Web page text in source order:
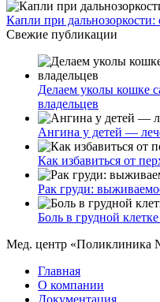
Капли при
Свежие публикации
Делаем уколы кошке
владельцев
Ангина у детей —
Как избавиться от
Рак груди:
Боль в грудной
Мед. центр «Поликлиника
Главная
О компании
Документация